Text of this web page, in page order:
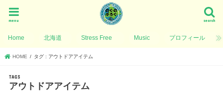
search
menu
Home 北海道 Stress Free Music プロフィール
HOME タグ : アウトドアアイテム
アウトドアアイテム